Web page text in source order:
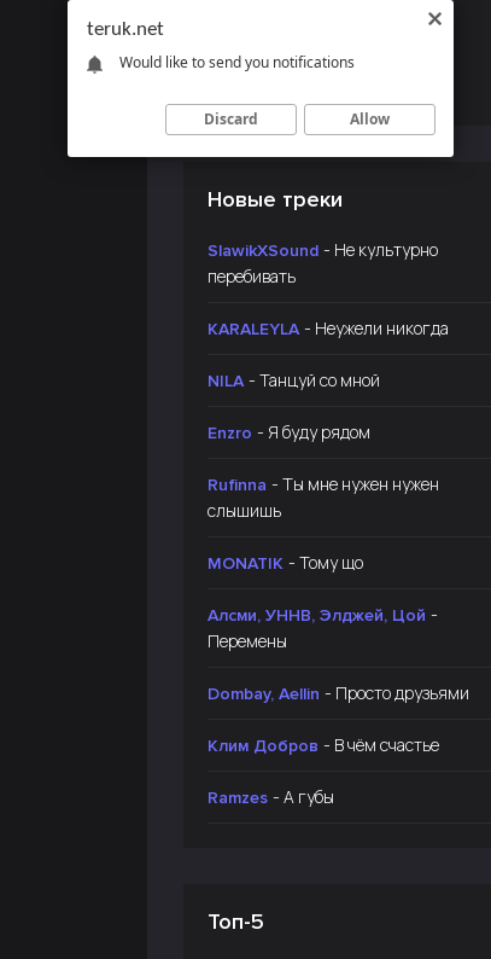
Новые треки
SlawikXSound - Не культурно
перебивать
KARALEYLA - Неужели никогда
NILA - Танцуй со мной
Enzro - Я буду рядом
Rufinna - Ты мне нужен нужен
слышишь
MONATIK - Тому що
Алсми, УННВ, Элджей, Цой -
Перемены
Dombay, Aellin - Просто друзьями
Клим Добров - В чём счастье
Ramzes - А губы
Топ-5
teruk.net
Would like to send you notifications
Discard Allow